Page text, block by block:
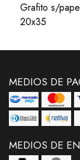
Grafito s/
20x35
MEDIOS DE
MEDIOS DE